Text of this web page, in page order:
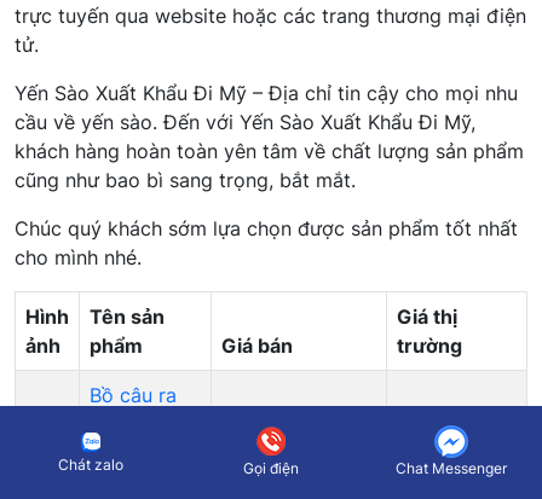
trực tuyến qua website hoặc các trang thương mại điện
tử.
Yến Sào Xuất Khẩu Đi Mỹ – Địa chỉ tin cậy cho mọi nhu
cầu về yến sào. Đến với Yến Sào Xuất Khẩu Đi Mỹ,
khách hàng hoàn toàn yên tâm về chất lượng sản phẩm
cũng như bao bì sang trọng, bắt mắt.
Chúc quý khách sớm lựa chọn được sản phẩm tốt nhất
cho mình nhé.
Hình
ảnh
Tên sản
phẩm
Giá bán
Giá thị
trường
Bồ câu ra
Yến sào
Chát zalo Gọi điện Chat Messenger